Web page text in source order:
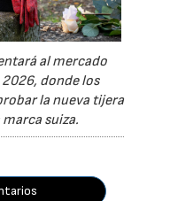
al mercado
donde los
la nueva tijera
suiza.